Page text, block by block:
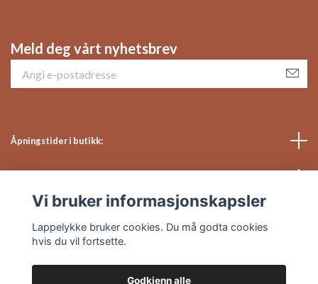
Meld deg vårt nyhetsbrev
Åpningstider i butikk:
Vi bruker informasjonskapsler
Lappelykke bruker cookies. Du må godta cookies
hvis du vil fortsette.
Godkjenn alle